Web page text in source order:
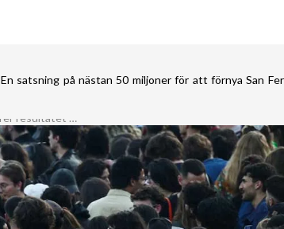
En satsning på nästan 50 miljoner för att förnya San
Den spanske presidenten Pedro Sánchez feirer resultatet av det franske valget